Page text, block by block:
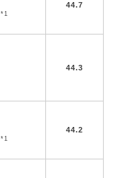
*1
44.7
44.3
*1
44.2